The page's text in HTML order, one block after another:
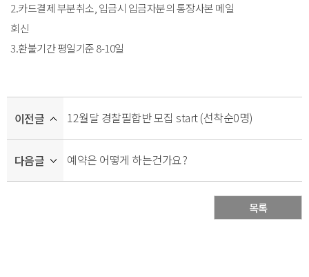
2.카드결제 부분취소, 입금시 입금자분의 통장사본 메일
회신
3.환불기간 평일기준 8-10일
이전글 12월달 경찰필합반 모집 start (선착순0명)
다음글 예약은 어떻게 하는건가요?
목록